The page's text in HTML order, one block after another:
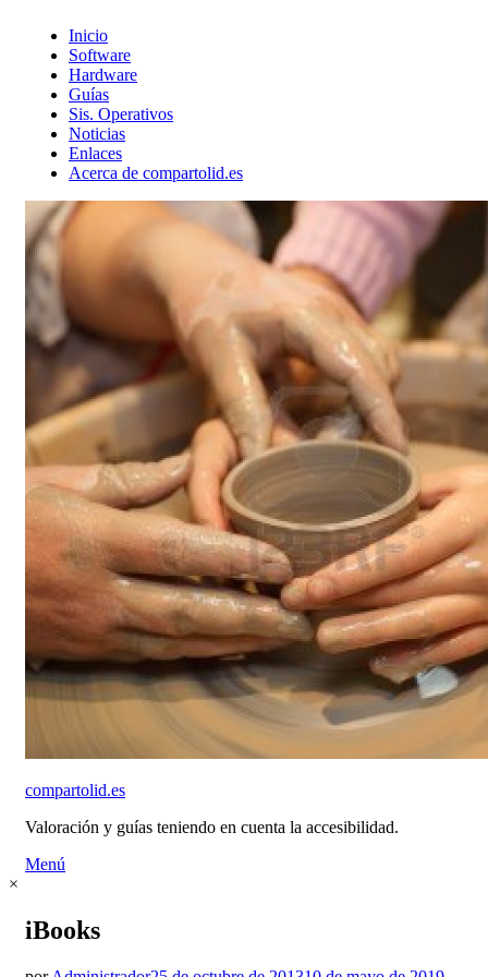
Inicio
Software
Hardware
Guías
Sis. Operativos
Noticias
Enlaces
Acerca de compartolid.es
compartolid.es
Valoración y guías teniendo en cuenta la accesibilidad.
Saltar
Menú
×
iBooks